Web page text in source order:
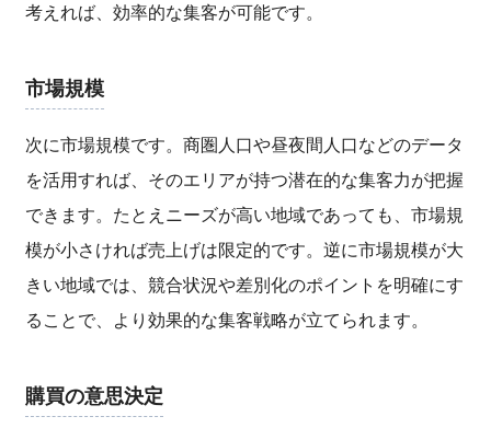
考えれば、効率的な集客が可能です。
市場規模
次に市場規模です。商圏人口や昼夜間人口などのデータ
を活用すれば、そのエリアが持つ潜在的な集客力が把握
できます。たとえニーズが高い地域であっても、市場規
模が小さければ売上げは限定的です。逆に市場規模が大
きい地域では、競合状況や差別化のポイントを明確にす
ることで、より効果的な集客戦略が立てられます。
購買の意思決定